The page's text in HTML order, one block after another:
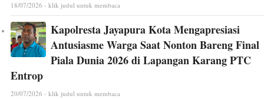
18/07/2026 - klik judul untuk membaca
Kapolresta Jayapura Kota Mengapresiasi
Antusiasme Warga Saat Nonton Bareng Final
Piala Dunia 2026 di Lapangan Karang PTC
Entrop
20/07/2026 - klik judul untuk membaca